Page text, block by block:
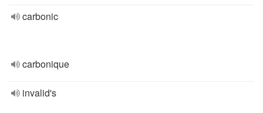
carbonic
carbonique
invalid's